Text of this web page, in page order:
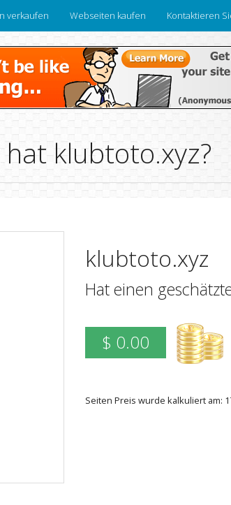
verkaufen Webseiten kaufen Kontaktieren
klubtoto.xyz?
klubtoto.xyz
Hat einen
$ 0.00
Seiten Preis wurde kalkuliert am: